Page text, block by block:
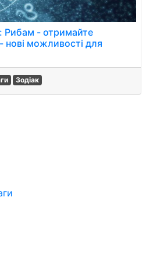
Рибам - отримайте
нові можливості для
Зодіак